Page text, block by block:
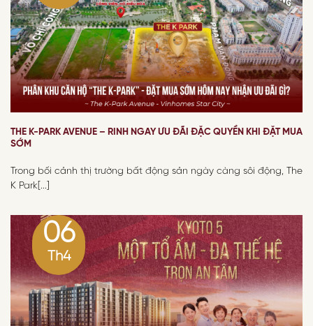
THE K-PARK AVENUE – RINH NGAY ƯU ĐÃI ĐẶC QUYỀN KHI ĐẶT MUA
SỚM
Trong bối cảnh thị trường bất động sản ngày càng sôi động, The
K Park[...]
06
Th4